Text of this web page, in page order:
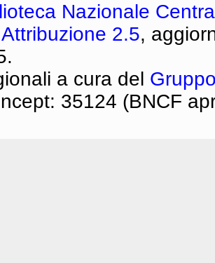
Nazionale
2.5,
a cura del
35124 (BNCF